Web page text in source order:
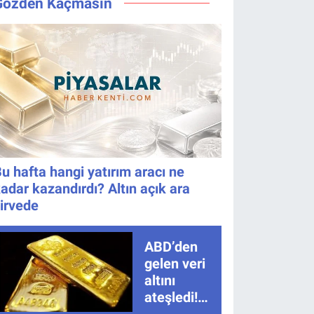
nasıl izlenir?
Gece!
hafta hangi yatırım aracı ne
kazandırdı? Altın açık ara
ABD’den
gelen veri
altını
ateşledi!